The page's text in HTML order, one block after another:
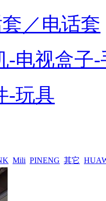
／电话套
-电视盒子-
-玩具
Mili PINENG 其它